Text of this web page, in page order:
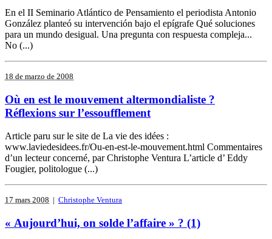
En el II Seminario Atlántico de Pensamiento el periodista Antonio
González planteó su intervención bajo el epígrafe Qué soluciones
para un mundo desigual. Una pregunta con respuesta compleja...
No (...)
18 de marzo de 2008
Où en est le mouvement altermondialiste ?
Réflexions sur l’essoufflement
Article paru sur le site de La vie des idées :
www.laviedesidees.fr/Ou-en-est-le-mouvement.html Commentaires
d’un lecteur concerné, par Christophe Ventura L’article d’ Eddy
Fougier, politologue (...)
17 mars 2008 | Christophe Ventura
« Aujourd’hui, on solde l’affaire » ? (1)